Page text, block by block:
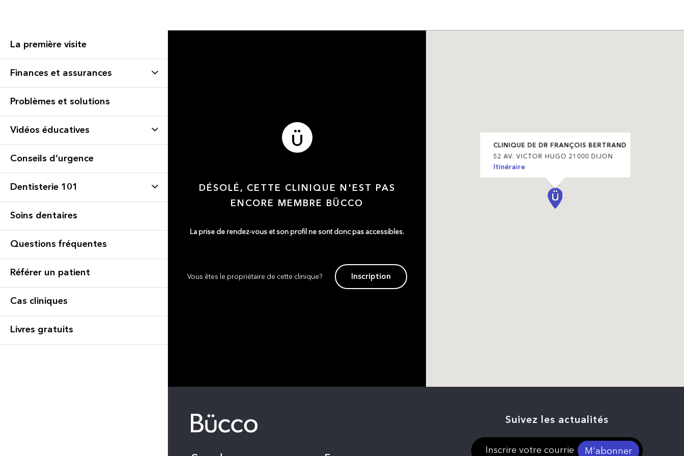
La première visite
Finances et assurances
Problèmes et solutions
Vidéos éducatives
Conseils d’urgence
Dentisterie 101
Soins dentaires
Questions fréquentes
Référer un patient
Cas cliniques
Livres gratuits
DÉSOLÉ, CETTE CLINIQUE N'EST PAS
ENCORE MEMBRE BÜCCO
La prise de rendez-vous et son profil ne sont donc pas accessibles.
Vous êtes le propriétaire de cette clinique? Inscription
CLINIQUE DE DR FRANÇOIS BERTRAND
52 AV. VICTOR HUGO 21000 DIJON
Itinéraire
Suivez les actualités
M'abonner